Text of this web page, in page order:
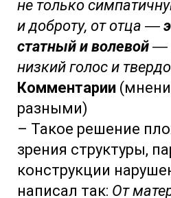
не только
и доброту, от отца ―
статный и волевой ―
низкий голос и
Комментарии
разными)
– Такое решение
зрения структуры,
конструкции
написал так: От